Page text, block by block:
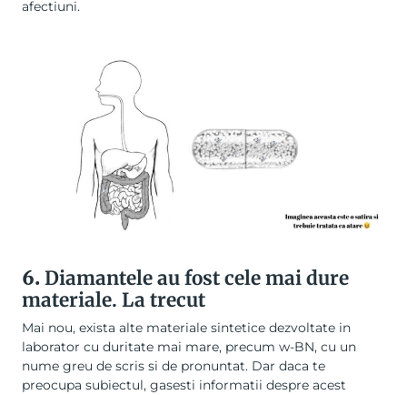
afectiuni.
6. Diamantele au fost cele mai dure
materiale. La trecut
Mai nou, exista alte materiale sintetice dezvoltate in
laborator cu duritate mai mare, precum w-BN, cu un
nume greu de scris si de pronuntat. Dar daca te
preocupa subiectul, gasesti informatii despre acest